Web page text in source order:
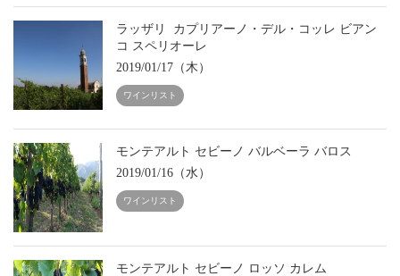
ラッザリ カプリアーノ・デル・コッレ ビアン
コ スペリオーレ
2019/01/17（木）
ワインリスト
モンテアルト セビーノ バルベーラ バロス
2019/01/16（水）
ワインリスト
モンテアルト セビーノ ロッソ カレム